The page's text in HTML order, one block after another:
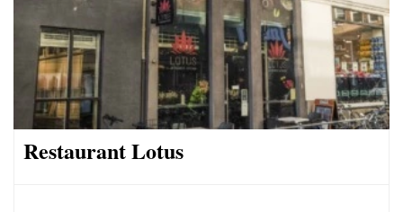
Restaurant Lotus